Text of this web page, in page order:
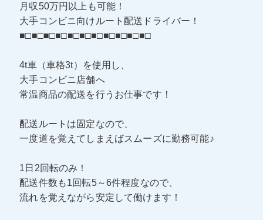
月収50万円以上も可能！
大手コンビニ向けルート配送ドライバー！
■□■□■□■□■□■□■□■□■□■□■□
4t車（車格3t）を使用し、
大手コンビニ店舗へ
常温商品の配送を行うお仕事です！
配送ルートは固定なので、
一度道を覚えてしまえばスムーズに勤務可能♪
1日2回転のみ！
配送件数も1回転5～6件程度なので、
流れを覚えながら安定して働けます！